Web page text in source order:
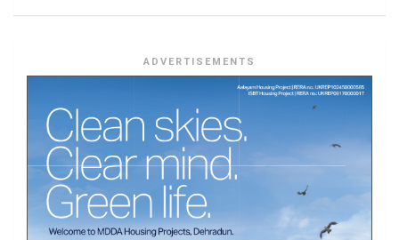
ADVERTISEMENTS